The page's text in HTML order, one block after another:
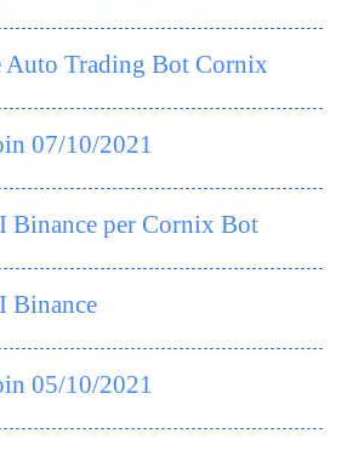
Auto Trading Bot Cornix
07/10/2021
Binance per Cornix Bot
Binance
05/10/2021